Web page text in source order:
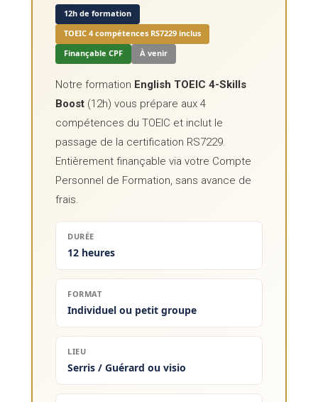
12h de formation
TOEIC 4 compétences RS7229 inclus
Finançable CPF
À venir
Notre formation English TOEIC 4-Skills
Boost (12h) vous prépare aux 4
compétences du TOEIC et inclut le
passage de la certification RS7229.
Entièrement finançable via votre Compte
Personnel de Formation, sans avance de
frais.
DURÉE
12 heures
FORMAT
Individuel ou petit groupe
LIEU
Serris / Guérard ou visio